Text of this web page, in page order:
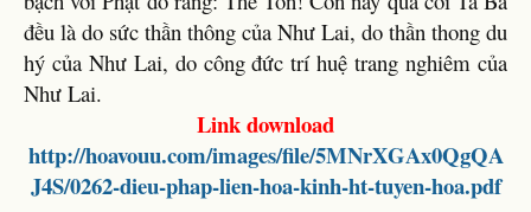
đều là do sức thần thông của Như Lai, do thần thong du
hý của Như Lai, do công đức trí huệ trang nghiêm của
Như Lai.
Link download
http://hoavouu.com/images/file/5MNrXGAx0QgQA
J4S/0262-dieu-phap-lien-hoa-kinh-ht-tuyen-hoa.pdf